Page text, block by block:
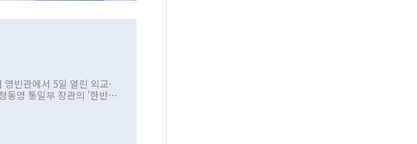
빈관에서 5일 열린 외교·
동영 통일부 장관의 '한반도
정책으로 추진하겠다고 공